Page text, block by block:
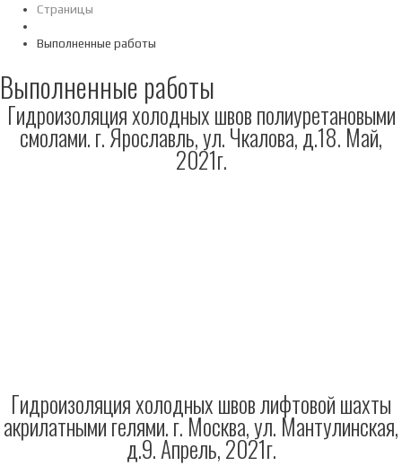
Страницы
Выполненные работы
Выполненные работы
Гидроизоляция холодных швов полиуретановыми
смолами. г. Ярославль, ул. Чкалова, д.18. Май,
2021г.
Гидроизоляция холодных швов лифтовой шахты
акрилатными гелями. г. Москва, ул. Мантулинская,
д.9. Апрель, 2021г.